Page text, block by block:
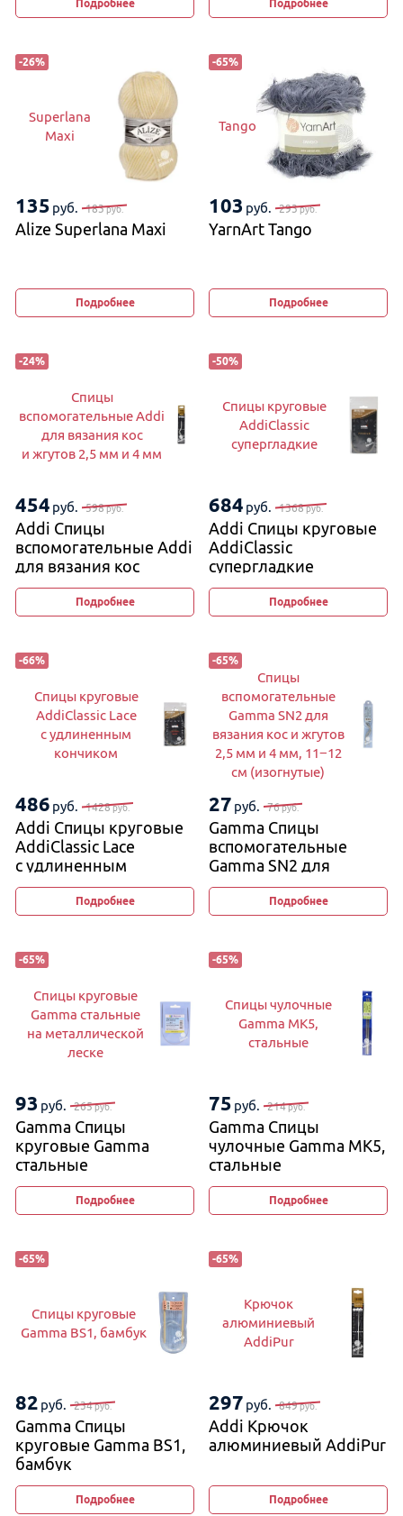
Подробнее Подробнее
-26%
Superlana
Maxi
135 руб. 183руб.
Alize Superlana Maxi
Подробнее
-65%
Tango
103 руб. 293руб.
YarnArt Tango
Подробнее
-24%
Спицы
вспомогательные Addi
для вязания кос
и жгутов 2,5 мм и 4 мм
454 руб. 598руб.
Addi Спицы
вспомогательные Addi
для вязания кос
и жгутов 2,5 мм и 4 мм
Подробнее
-50%
Спицы круговые
AddiClassic
супергладкие
684 руб. 1368руб.
Addi Спицы круговые
AddiClassic
супергладкие
Подробнее
-66%
Спицы круговые
AddiClassic Lace
с удлиненным
кончиком
486 руб. 1428руб.
Addi Спицы круговые
AddiClassic Lace
с удлиненным
кончиком
Подробнее
-65%
Спицы
вспомогательные
Gamma SN2 для
вязания кос и жгутов
2,5 мм и 4 мм, 11−12
см (изогнутые)
27 руб. 76руб.
Gamma Спицы
вспомогательные
Gamma SN2 для
вязания кос и жгутов
2,5 мм и 4 мм, 11−12 см
Подробнее
-65%
Спицы круговые
Gamma стальные
на металлической
леске
93 руб. 265руб.
Gamma Спицы
круговые Gamma
стальные
на металлической
Подробнее
-65%
Спицы чулочные
Gamma MK5,
стальные
75 руб. 214руб.
Gamma Спицы
чулочные Gamma MK5,
стальные
Подробнее
-65%
Спицы круговые
Gamma BS1, бамбук
82 руб. 234руб.
Gamma Спицы
круговые Gamma BS1,
бамбук
Подробнее
-65%
Крючок
алюминиевый
AddiPur
297 руб. 849руб.
Addi Крючок
алюминиевый AddiPur
Подробнее